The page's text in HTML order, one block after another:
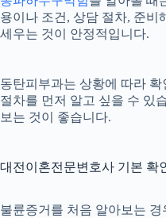
용이나 조건, 상담 절차, 준비
세우는 것이 안정적입니다.
동탄피부과는 상황에 따라
절차를 먼저 알고 싶을 수 있
보는 것이 좋습니다.
대전이혼전문변호사 기본 확
불륜증거를 처음 알아보는